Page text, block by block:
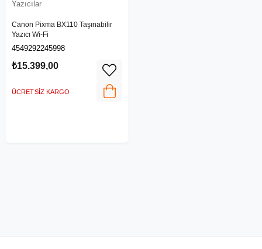
Yazıcılar
Canon Pixma BX110 Taşınabilir
Yazıcı Wi-Fi
4549292245998
₺15.399,00
ÜCRETSIZ KARGO